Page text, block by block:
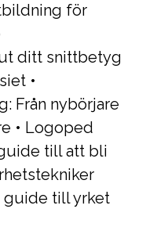
för
ditt snittbetyg
•
Från nybörjare
• Logoped
till att bli
guide till yrket